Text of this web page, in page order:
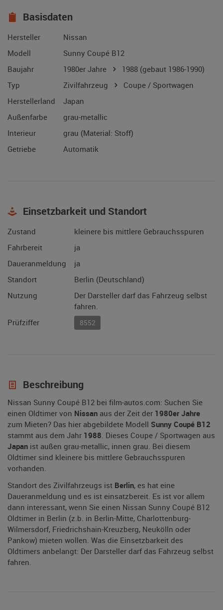
Basisdaten
Hersteller
Nissan
Modell
Sunny Coupé B12
Baujahr
1980er Jahre 1988 (gebaut 1986-1990)
Typ
Zivilfahrzeug
Coupe / Sportwagen
Herstellerland
Japan
Außenfarbe
grau-metallic
Interieur
grau (Material: Stoff)
Getriebe
Automatik
Einsetzbarkeit und Standort
Zustand
kleinere bis mittlere Gebrauchsspuren
Fahrbereit
ja
Daueranmeldung
ja
Standort
Berlin (Deutschland)
Nutzung
Der Darsteller darf das Fahrzeug selbst
fahren.
Prüfziffer
8552
Beschreibung
Nissan Sunny Coupé B12 bei film-autos.com: Suchen Sie
einen Oldtimer von Nissan aus der Zeit der 1980er Jahre
zum Mieten? Das hier abgebildete Modell Sunny Coupé B12
stammt aus dem Jahr 1988. Dieses Coupe / Sportwagen aus
Japan ist außen grau-metallic, innen grau. Bei diesem
Oldtimer sind kleinere bis mittlere Gebrauchsspuren
vorhanden.
Standort des Zivilfahrzeugs ist Berlin, es hat eine
Daueranmeldung und es ist einsatzbereit. Es ist vor allem
dann interessant, wenn Sie einen Nissan Sunny Coupé B12
Oldtimer in Berlin (z.b. in Berlin-Mitte, Charlottenburg-
Wilmersdorf, Friedrichshain-Kreuzberg, Neukölln oder
Pankow) mieten wollen. Was die Einsetzbarkeit des
Oldtimers anbelangt: Der Darsteller darf das Fahrzeug selbst
fahren.